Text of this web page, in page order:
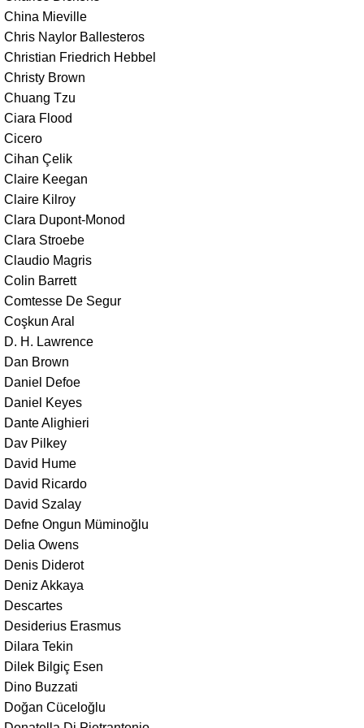
China Mieville
Chris Naylor Ballesteros
Christian Friedrich Hebbel
Christy Brown
Chuang Tzu
Ciara Flood
Cicero
Cihan Çelik
Claire Keegan
Claire Kilroy
Clara Dupont-Monod
Clara Stroebe
Claudio Magris
Colin Barrett
Comtesse De Segur
Coşkun Aral
D. H. Lawrence
Dan Brown
Daniel Defoe
Daniel Keyes
Dante Alighieri
Dav Pilkey
David Hume
David Ricardo
David Szalay
Defne Ongun Müminoğlu
Delia Owens
Denis Diderot
Deniz Akkaya
Descartes
Desiderius Erasmus
Dilara Tekin
Dilek Bilgiç Esen
Dino Buzzati
Doğan Cüceloğlu